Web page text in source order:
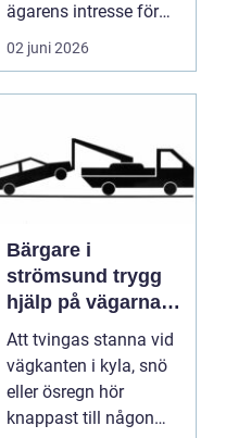
ägarens intresse för
teknik, histo...
02 juni 2026
Bärgare i
strömsund trygg
hjälp på vägarna
året runt
Att tvingas stanna vid
vägkanten i kyla, snö
eller ösregn hör
knappast till någon